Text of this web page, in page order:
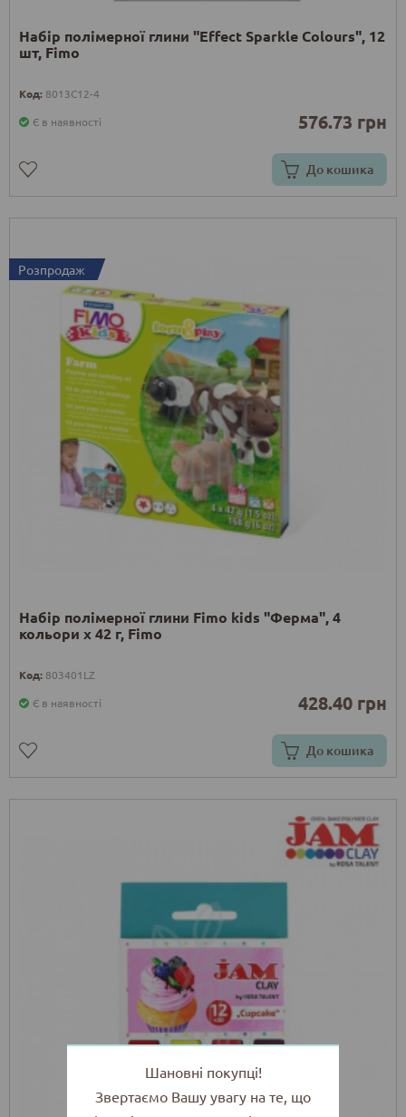
Набір полімерної глини "Effect Sparkle Colours", 12
шт, Fimo
Код: 8013C12-4
Є в наявності
576.73 грн
До кошика
Розпродаж
Набір полімерної глини Fimo kids "Ферма", 4
кольори х 42 г, Fimo
Код: 803401LZ
Є в наявності
428.40 грн
До кошика
Шановні покупці!
Звертаємо Вашу увагу на те, що